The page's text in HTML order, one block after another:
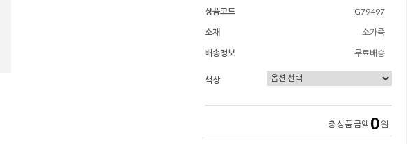
상품코드
G79497
소재
소가죽
배송정보
무료배송
색상
총 상품 금액 0 원